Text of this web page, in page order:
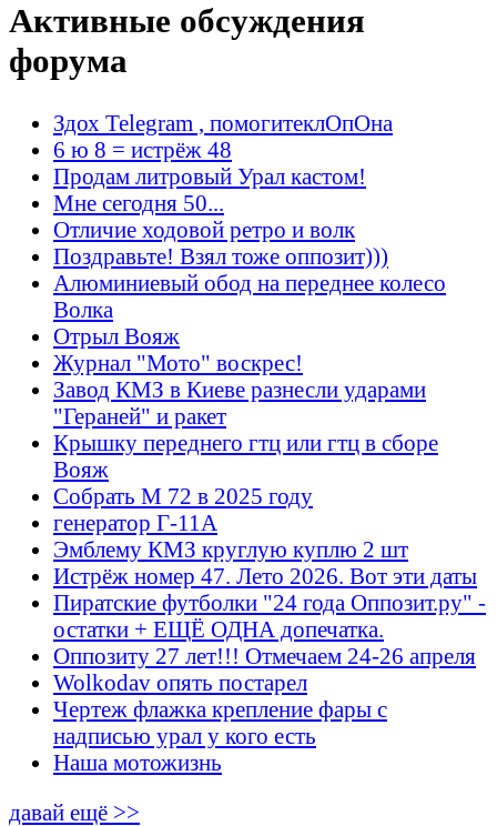
Активные обсуждения
форума
Здох Telegram , помогитеклОпОна
6 ю 8 = истрёж 48
Продам литровый Урал кастом!
Мне сегодня 50...
Отличие ходовой ретро и волк
Поздравьте! Взял тоже оппозит)))
Алюминиевый обод на переднее колесо
Волка
Отрыл Вояж
Журнал "Мото" воскрес!
Завод КМЗ в Киеве разнесли ударами
"Гераней" и ракет
Крышку переднего гтц или гтц в сборе
Вояж
Собрать М 72 в 2025 году
генератор Г-11А
Эмблему КМЗ круглую куплю 2 шт
Истрёж номер 47. Лето 2026. Вот эти даты
Пиратские футболки "24 года Оппозит.ру" -
остатки + ЕЩЁ ОДНА допечатка.
Оппозиту 27 лет!!! Отмечаем 24-26 апреля
Wolkodav опять постарел
Чертеж флажка крепление фары с
надписью урал у кого есть
Наша мотожизнь
давай ещё >>